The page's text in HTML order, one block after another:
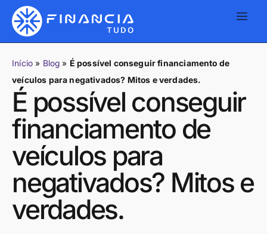
Início » Blog » É possível conseguir financiamento de
veículos para negativados? Mitos e verdades.
É possível conseguir
financiamento de
veículos para
negativados? Mitos e
verdades.